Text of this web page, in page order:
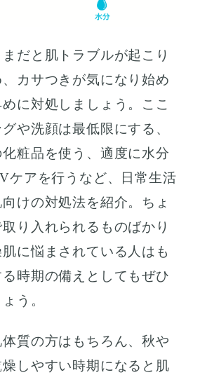
だと肌トラブルが起こり
カサつきが気になり始め
に対処しましょう。ここ
や洗顔は最低限にする、
粧品を使う、適度に水分
ケアを行うなど、日常生活
けの対処法を紹介。ちょ
り入れられるものばかり
に悩まされている人はも
時期の備えとしてもぜひ
う。
質の方はもちろん、秋や
しやすい時期になると肌